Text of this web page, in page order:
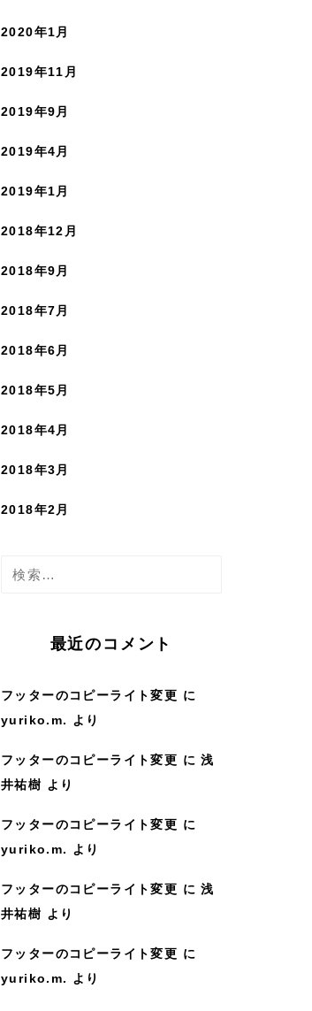
2020年1月
2019年11月
2019年9月
2019年4月
2019年1月
2018年12月
2018年9月
2018年7月
2018年6月
2018年5月
2018年4月
2018年3月
2018年2月
検
最近のコメント
フッターのコピーライト変更 に
yuriko.m.
より
フッターのコピーライト変更 に浅
井祐樹 より
フッターのコピーライト変更 に
yuriko.m.
より
フッターのコピーライト変更 に浅
井祐樹 より
フッターのコピーライト変更 に
yuriko.m.
より